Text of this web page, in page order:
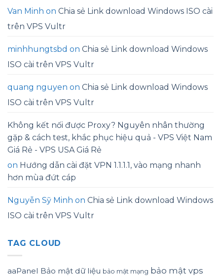
Van Minh on Chia sẻ Link download Windows ISO cài
trên VPS Vultr
minhhungtsbd on Chia sẻ Link download Windows
ISO cài trên VPS Vultr
quang nguyen on Chia sẻ Link download Windows
ISO cài trên VPS Vultr
Không kết nối được Proxy? Nguyên nhân thường
gặp & cách test, khắc phục hiệu quả - VPS Việt Nam
Giá Rẻ - VPS USA Giá Rẻ
on Hướng dẫn cài đặt VPN 1.1.1.1, vào mạng nhanh
hơn mùa đứt cáp
Nguyễn Sỹ Minh on Chia sẻ Link download Windows
ISO cài trên VPS Vultr
TAG CLOUD
aaPanel Bảo mật dữ liệu bảo mật mạng bảo mật vps